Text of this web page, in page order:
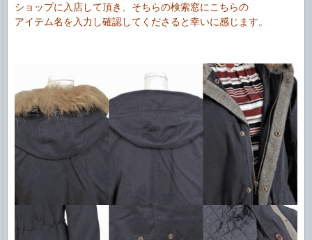
ショップに入店して頂き、そちらの検索窓にこちらの
アイテム名を入力し確認してくださると幸いに感じます。